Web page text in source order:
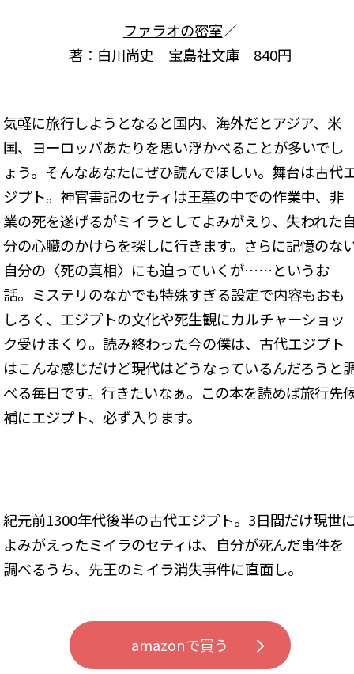
ファラオの密室／
著：白川尚史 宝島社文庫 840円
気軽に旅行しようとなると国内、海外だとアジア、米
国、ヨーロッパあたりを思い浮かべることが多いでし
ょう。そんなあなたにぜひ読んでほしい。舞台は古代
ジプト。神官書記のセティは王墓の中での作業中、非
業の死を遂げるがミイラとしてよみがえり、失われた
分の心臓のかけらを探しに行きます。さらに記憶のな
自分の〈死の真相〉にも迫っていくが……というお
話。ミステリのなかでも特殊すぎる設定で内容もおも
しろく、エジプトの文化や死生観にカルチャーショッ
ク受けまくり。読み終わった今の僕は、古代エジプト
はこんな感じだけど現代はどうなっているんだろうと
べる毎日です。行きたいなぁ。この本を読めば旅行先
補にエジプト、必ず入ります。
紀元前1300年代後半の古代エジプト。3日間だけ現世
よみがえったミイラのセティは、自分が死んだ事件を
調べるうち、先王のミイラ消失事件に直面し――。
amazonで買う